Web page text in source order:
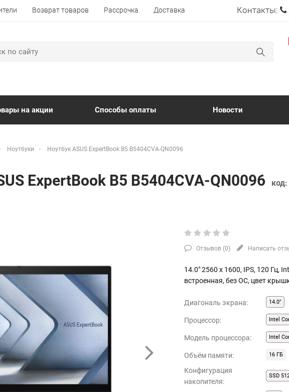
Возврат товаров Рассрочка Доставка Контакты:
на акции Способы оплаты Новости
Ноутбуки Ноутбук ASUS ExpertBook B5 B5404CVA-QN0096
ExpertBook B5 B5404CVA-QN0096 код:
Отзывов (0) Написать
14.0" 2560 x 1600, IPS, 120 Гц,
встроенная, без ОС, цвет
Диагональ экрана: 14.0"
Процессор: Intel
Модель процессора: Intel
Объём памяти: 16 ГБ
Конфигурация
накопителя:
SSD